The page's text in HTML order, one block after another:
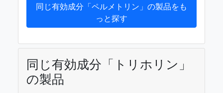
同じ有効成分「ペルメトリン」の製品をも
っと探す
同じ有効成分「トリホリン」
の製品